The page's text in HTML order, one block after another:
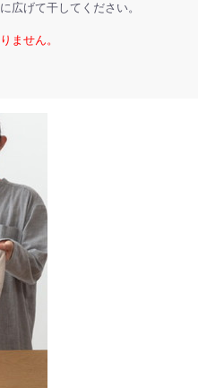
広げて干してください。
ません。